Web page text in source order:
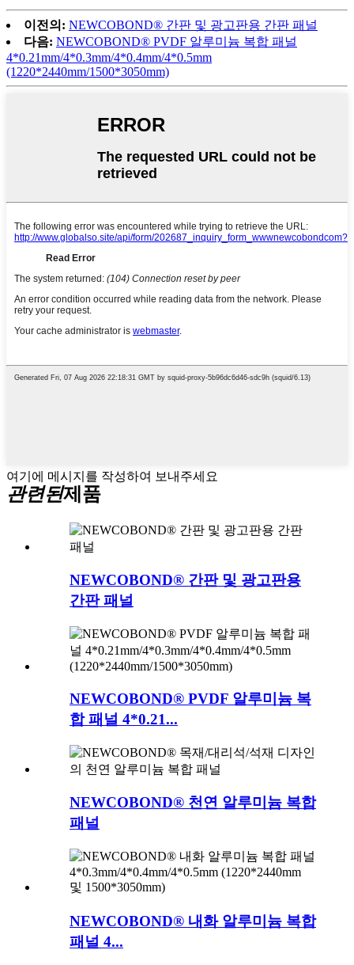
이전의: NEWCOBOND® 간판 및 광고판용 간판 패널
다음: NEWCOBOND® PVDF 알루미늄 복합 패널
4*0.21mm/4*0.3mm/4*0.4mm/4*0.5mm
(1220*2440mm/1500*3050mm)
여기에 메시지를 작성하여 보내주세요
관련된제품
NEWCOBOND® 간판 및 광고판용
간판 패널
NEWCOBOND® PVDF 알루미늄 복
합 패널 4*0.21...
NEWCOBOND® 천연 알루미늄 복합
패널
NEWCOBOND® 내화 알루미늄 복합
패널 4...